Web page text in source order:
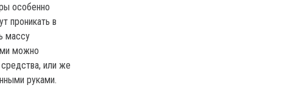
особенно
проникать в
массу
можно
или же
руками.